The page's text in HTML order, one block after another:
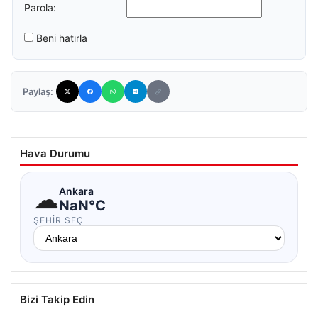
Parola:
Beni hatırla
Paylaş:
Hava Durumu
☁Ankara
NaN°C
ŞEHIR SEÇ
Bizi Takip Edin